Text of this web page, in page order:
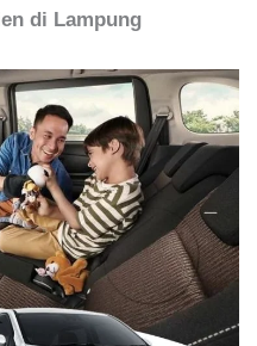
di Lampung